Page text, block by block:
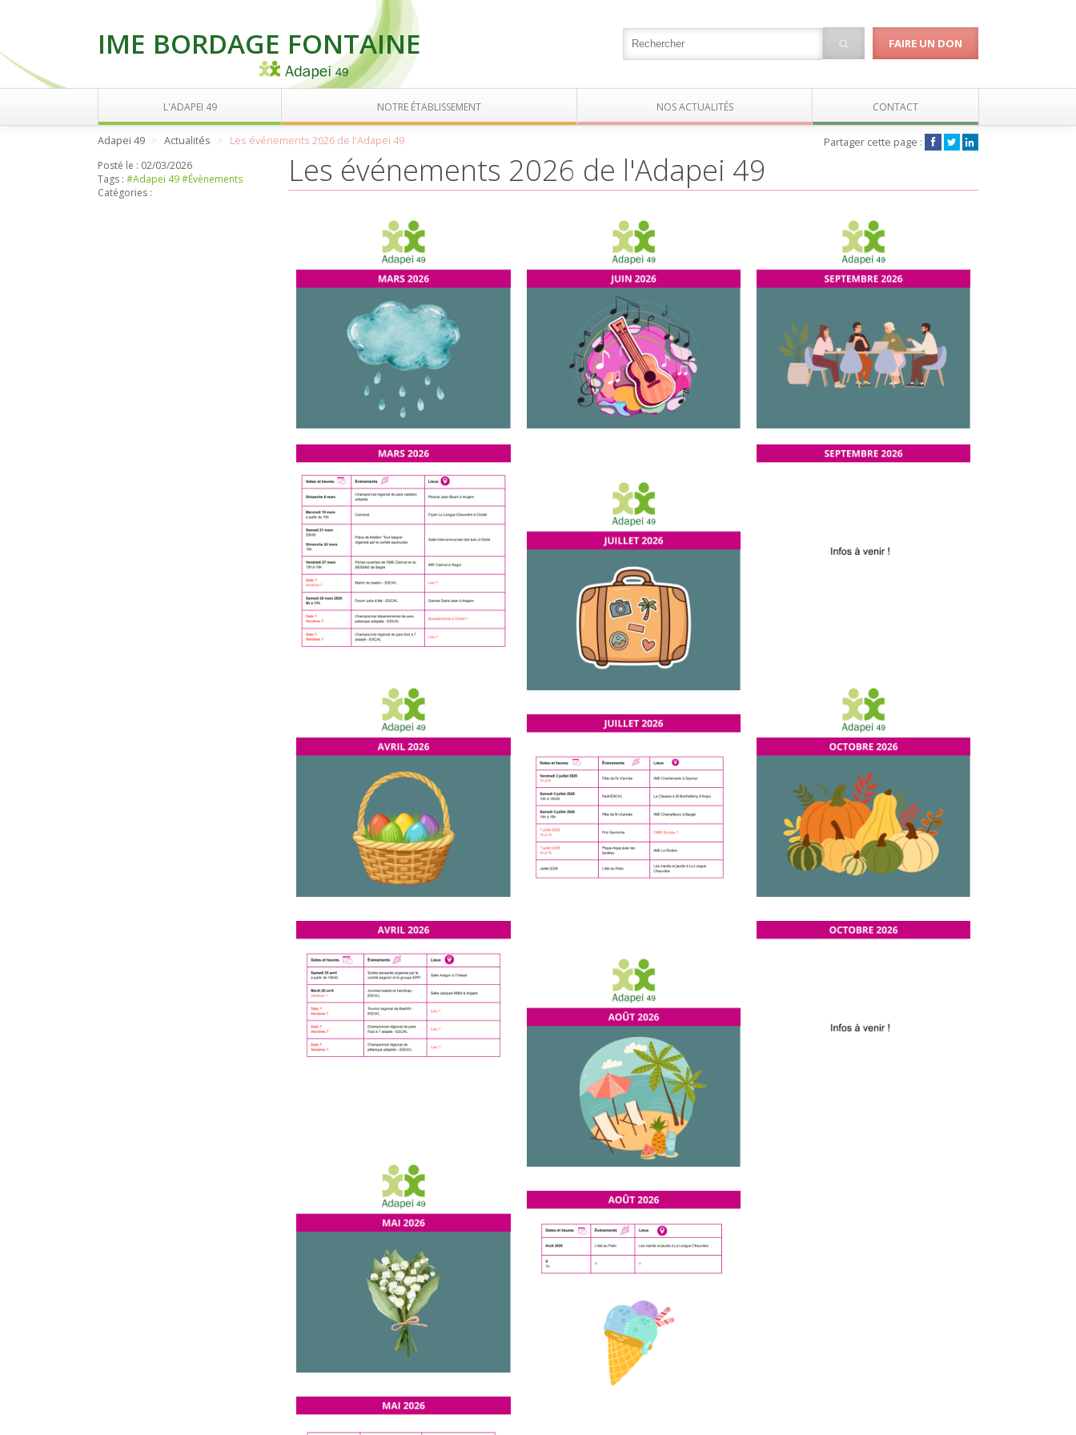
IME BORDAGE FONTAINE FAIRE UN DON
L'ADAPEI 49 NOTRE ÉTABLISSEMENT NOS ACTUALITÉS CONTACT
Adapei 49 Actualités Les événements 2026 de l'Adapei 49
Partager cette page :
Posté le : 02/03/2026
Tags : #Adapei 49#Évènements
Catégories :
Les événements 2026 de l'Adapei 49